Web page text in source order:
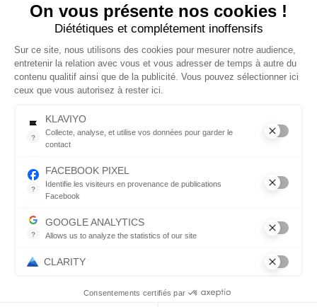
esthétiques pensés
pour s’intégrer sans
effort dans votre
quotidien.
Tous droits réservés
Boutique
Qui sommes nous ?
Blog
Contact
On vous présente nos cookies !
Diététiques et complétement inoffensifs
Sur ce site, nous utilisons des cookies pour mesurer notre audience,
entretenir la relation avec vous et vous adresser de temps à autre du
contenu qualitif ainsi que de la publicité. Vous pouvez sélectionner ici
ceux que vous autorisez à rester ici.
?
KLAVIYO
Collecte, analyse, et utilise vos données pour garder le
contact
?
FACEBOOK PIXEL
Identifie les visiteurs en provenance de publications
Facebook
?
GOOGLE ANALYTICS
Allows us to analyze the statistics of our site
CLARITY
Consentements certifiés par